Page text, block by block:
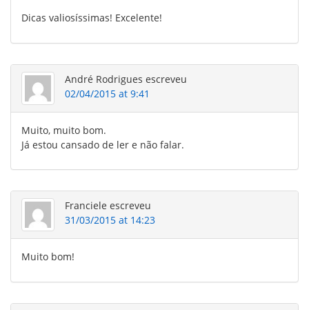
Dicas valiosíssimas! Excelente!
André Rodrigues escreveu
02/04/2015 at 9:41
Muito, muito bom.
Já estou cansado de ler e não falar.
Franciele escreveu
31/03/2015 at 14:23
Muito bom!